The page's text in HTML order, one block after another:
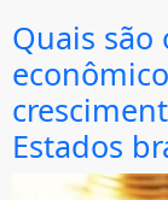
Quais são
Estados